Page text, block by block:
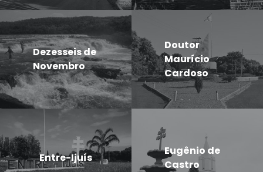
Dezesseis de
Novembro
Doutor
Maurício
Cardoso
Entre-Ijuís
Eugênio de
Castro